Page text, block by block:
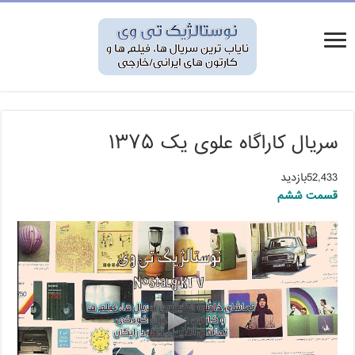
سریال کاراگاه علوی یک ۱۳۷۵
52,433بازدید
قسمت ششم